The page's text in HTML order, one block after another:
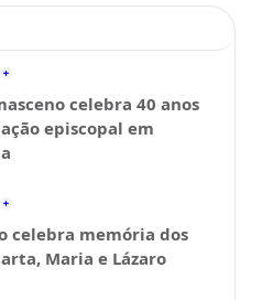
celebra 40 anos
episcopal em
celebra memória dos
Maria e Lázaro